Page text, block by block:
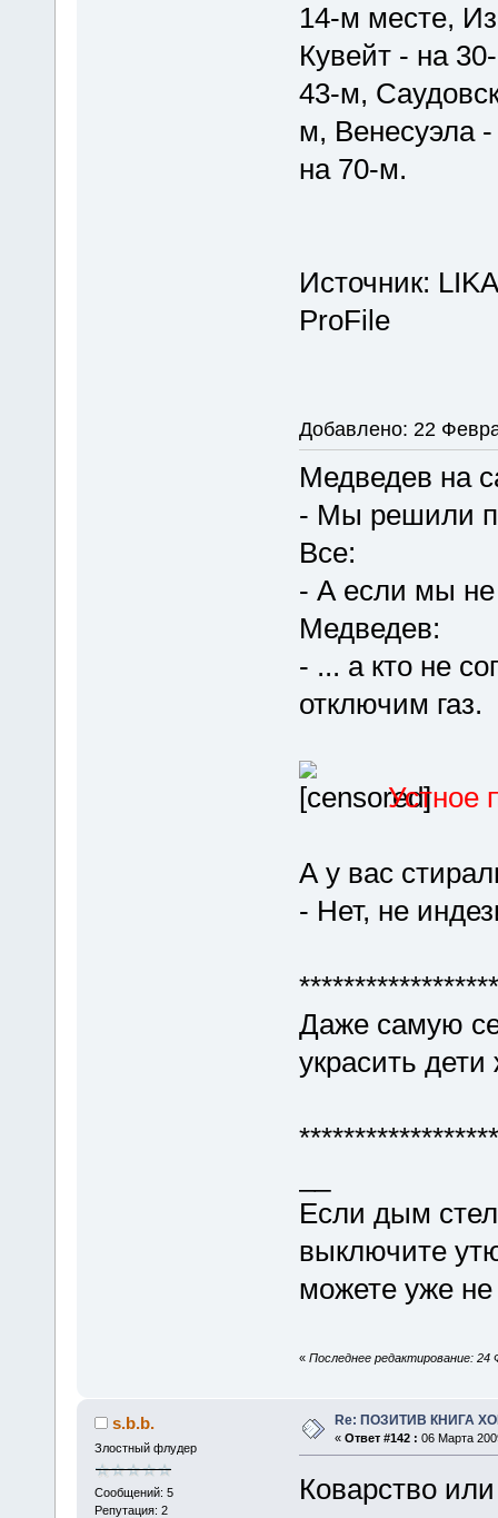
14-м месте,
Кувейт - на
43-м,
м, Венесуэла
на 70-м.
Источник:
ProFile
Добавлено: 22
Медведев на
- Мы решили
Все:
- А если мы не
Медведев:
- ... а кто не
отключим газ.
Устное
А у вас
- Нет, не
Даже самую
украсить
Если дым
выключите
можете уже
« Последнее редактирование: 24
s.b.b.
Злостный флудер
Сообщений: 5
Репутация: 2
Re: ПОЗИТИВ КНИГА
« Ответ #142 : 06 Марта
Коварство